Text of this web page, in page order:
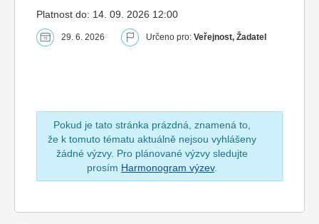
Platnost do: 14. 09. 2026 12:00
29. 6. 2026 Určeno pro: Veřejnost, Žadatel
Pokud je tato stránka prázdná, znamená to,
že k tomuto tématu aktuálně nejsou vyhlášeny
žádné výzvy. Pro plánované výzvy sledujte
prosím Harmonogram výzev.